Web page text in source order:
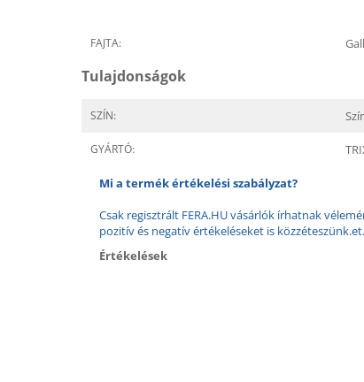
FAJTA:
Tulajdonságok
SZÍN:
GYÁRTÓ:
Mi a termék értékelési szabályzat?
Csak regisztrált FERA.HU vásárlók írhatnak
pozitív és negatív értékeléseket is közzéteszünk.et.
Értékelések